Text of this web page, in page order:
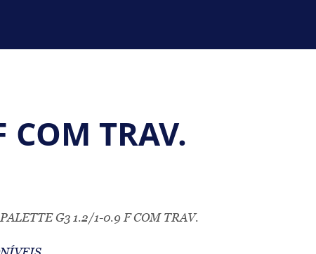
COM TRAV.
G3 1.2/1-0.9 F COM TRAV.